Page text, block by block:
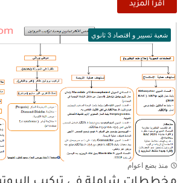
اقرأ المزيد
شعبة تسيير و اقتصاد 3 ثانوي
منذ بضع اعوام